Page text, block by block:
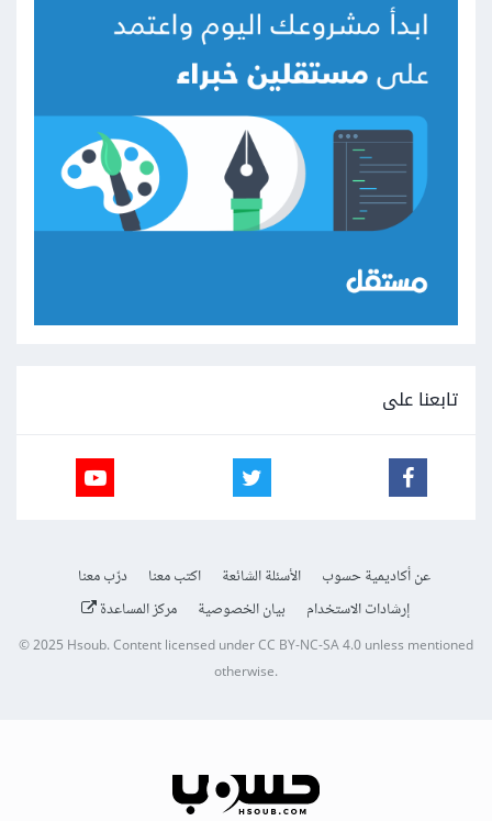
تابعنا على
عن أكاديمية حسوب الأسئلة الشائعة اكتب معنا
درّب معنا
إرشادات الاستخدام
بيان الخصوصية مركز المساعدة
© 2025Hsoub.Content licensed underCC BY-NC-SA 4.0unless mentioned
otherwise.